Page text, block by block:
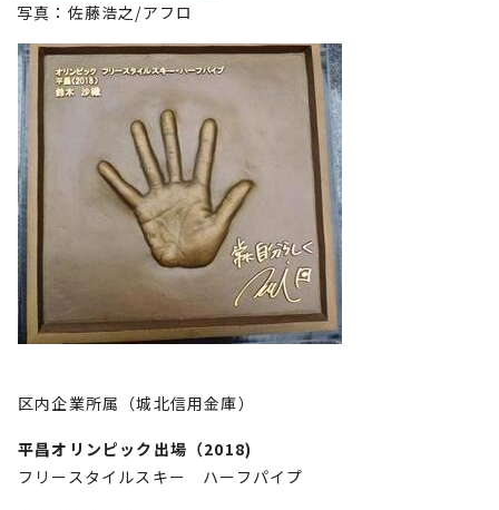
写真：佐藤浩之/アフロ
区内企業所属（城北信用金庫）
平昌オリンピック出場（2018)
フリースタイルスキー ハーフパイプ